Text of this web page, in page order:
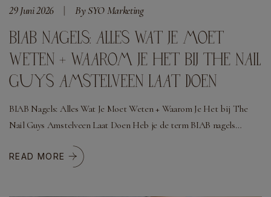
29 Juni 2026 By SYO Marketing
BIAB NAGELS: ALLES WAT JE MOET
WETEN + WAAROM JE HET BIJ THE NAIL
GUYS AMSTELVEEN LAAT DOEN
BIAB Nagels: Alles Wat Je Moet Weten + Waarom Je Het bij The
Nail Guys Amstelveen Laat Doen Heb je de term BIAB nagels…
READ MORE